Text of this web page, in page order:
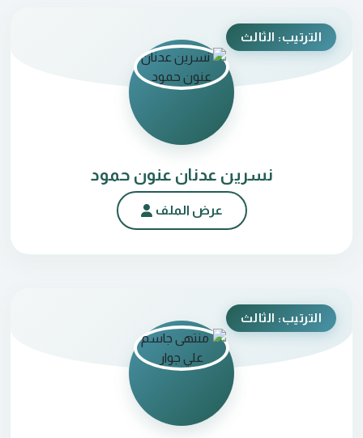
الترتيب: الثالث
نسرين عدنان عنون حمود
عرض الملف
الترتيب: الثالث